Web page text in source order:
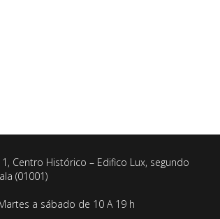
Centro Histórico – Edifico Lux, segundo
(01001)
Martes a sábado de 10 A 19 h